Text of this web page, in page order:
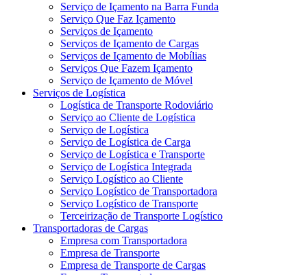
Serviço de Içamento na Barra Funda
Serviço Que Faz Içamento
Serviços de Içamento
Serviços de Içamento de Cargas
Serviços de Içamento de Mobílias
Serviços Que Fazem Içamento
Serviço de Içamento de Móvel
Serviços de Logística
Logística de Transporte Rodoviário
Serviço ao Cliente de Logística
Serviço de Logística
Serviço de Logística de Carga
Serviço de Logística e Transporte
Serviço de Logística Integrada
Serviço Logístico ao Cliente
Serviço Logístico de Transportadora
Serviço Logístico de Transporte
Terceirização de Transporte Logístico
Transportadoras de Cargas
Empresa com Transportadora
Empresa de Transporte
Empresa de Transporte de Cargas